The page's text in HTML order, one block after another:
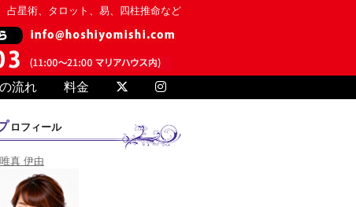
占星術、タロット、易、四柱推命など
流れ 料金
プロフィール
唯真 伊由